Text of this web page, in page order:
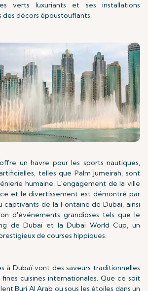
verts luxuriants et ses installations
des décors époustouflants.
un havre pour les sports nautiques,
telles que Palm Jumeirah, sont
humaine. L'engagement de la ville
et le divertissement est démontré par
captivants de la Fontaine de Dubaï, ainsi
d'événements grandioses tels que le
de Dubaï et la Dubaï World Cup, un
de courses hippiques.
à Dubaï vont des saveurs traditionnelles
fines cuisines internationales. Que ce soit
Burj Al Arab ou sous les étoiles dans un